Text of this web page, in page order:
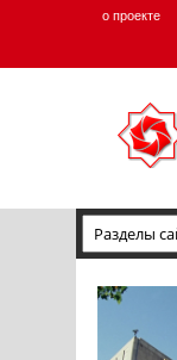
о проекте